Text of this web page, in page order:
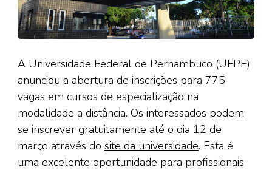
A Universidade Federal de Pernambuco (UFPE)
anunciou a abertura de inscrições para 775
vagas em cursos de especialização na
modalidade a distância. Os interessados podem
se inscrever gratuitamente até o dia 12 de
março através do site da universidade. Esta é
uma excelente oportunidade para profissionais